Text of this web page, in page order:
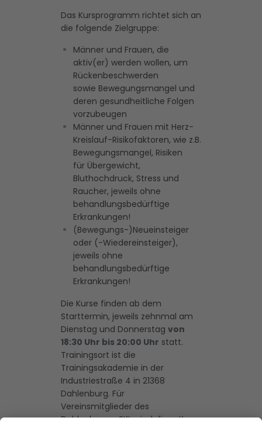
Das Kursprogramm richtet sich an
die folgende Zielgruppe:
Männer und Frauen, die
aktiv(er) werden wollen, um
Rückenbeschwerden
sowie Bewegungsmangel und
deren gesundheitliche Folgen
vorzubeugen
Männer und Frauen mit Herz-
Kreislauf-Risikofaktoren, wie z.B.
Bewegungsmangel, Risiken
für Übergewicht,
Bluthochdruck, Stress und
Raucher, jeweils ohne
behandlungsbedürftige
Erkrankungen!
(Bewegungs-)Neueinsteiger
oder (-Wiedereinsteiger),
jeweils ohne
behandlungsbedürftige
Erkrankungen!
Die Kurse finden ab dem
Starttermin, jeweils zehnmal am
Dienstag und Donnerstag von
18:30 Uhr bis 20:00 Uhr statt.
Trainingsort ist die
Trainingsakademie in der
Industriestraße 4 in 21368
Dahlenburg. Für
Vereinsmitglieder des